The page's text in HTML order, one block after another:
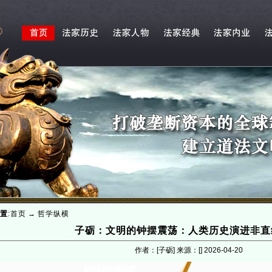
:首页 → 哲学纵横
子砺：文明的钟摆震荡：人类历史演进非
作者：[子砺] 来源：[] 2026-04-20